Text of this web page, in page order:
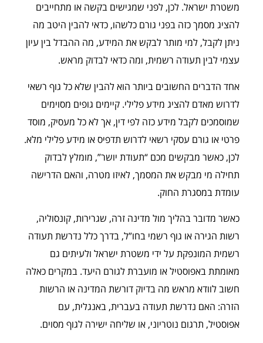
משטרת ישראל. לכן, לפני שמגישים בקשה או מתחייבים
להציג מסמך כזה בפני גורם כלשהו, כדאי להבין היטב מה
ניתן לקבל, למי מותר לבקש את המידע, מה ההבדל בין עיון
עצמי לבין תעודה רשמית, ומה כדאי לבדוק מראש.
אחד הדברים החשובים ביותר הוא להבין שלא כל גוף רשאי
לדרוש מאדם להציג מידע פלילי. קיימים גופים מסוימים
שמוסמכים לקבל מידע כזה לפי דין, אך לא כל מעסיק, מוסד
פרטי או גורם עסקי רשאי לדרוש תדפיס או מידע פלילי מלא.
לכן, כאשר מבקשים מכם “תעודת יושר”, מומלץ לבדוק
תחילה מי מבקש את המסמך, לאיזו מטרה, והאם הדרישה
עומדת במסגרת החוק.
כאשר מדובר בהליך מול מדינה זרה, שגרירות, קונסוליה,
רשות הגירה או גוף רשמי בחו”ל, בדרך כלל נדרשת תעודה
רשמית המונפקת על ידי משטרת ישראל ולעיתים גם
מאומתת באפוסטיל או מועברת לגורם היעד. במקרים כאלה
חשוב לוודא מראש מה בדיוק דורשת המדינה או הרשות
הזרה: האם נדרשת תעודה בעברית, באנגלית, עם
אפוסטיל, תרגום נוטריוני, או שליחה ישירה לגוף מסוים.